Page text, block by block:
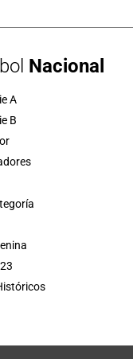
Nacional
A
B